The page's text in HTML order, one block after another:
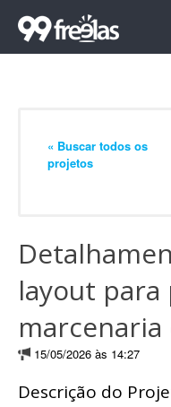
« Buscar todos os
projetos
layout
15/05/2026 às 14:27
Descrição do